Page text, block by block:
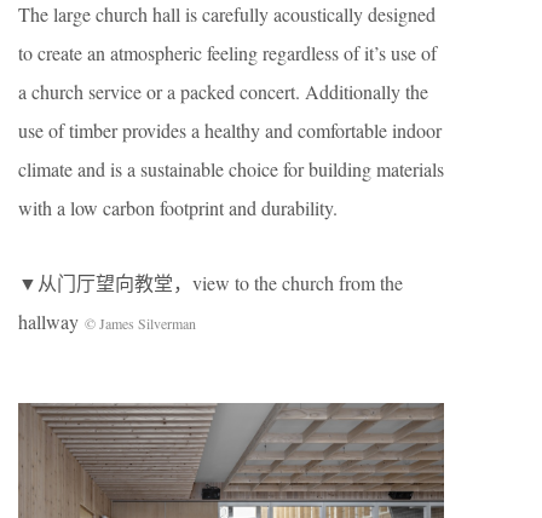
The large church hall is carefully acoustically designed
to create an atmospheric feeling regardless of it’s use of
a church service or a packed concert. Additionally the
use of timber provides a healthy and comfortable indoor
climate and is a sustainable choice for building materials
with a low carbon footprint and durability.
▼从门厅望向教堂，view to the church from the
hallway © James Silverman